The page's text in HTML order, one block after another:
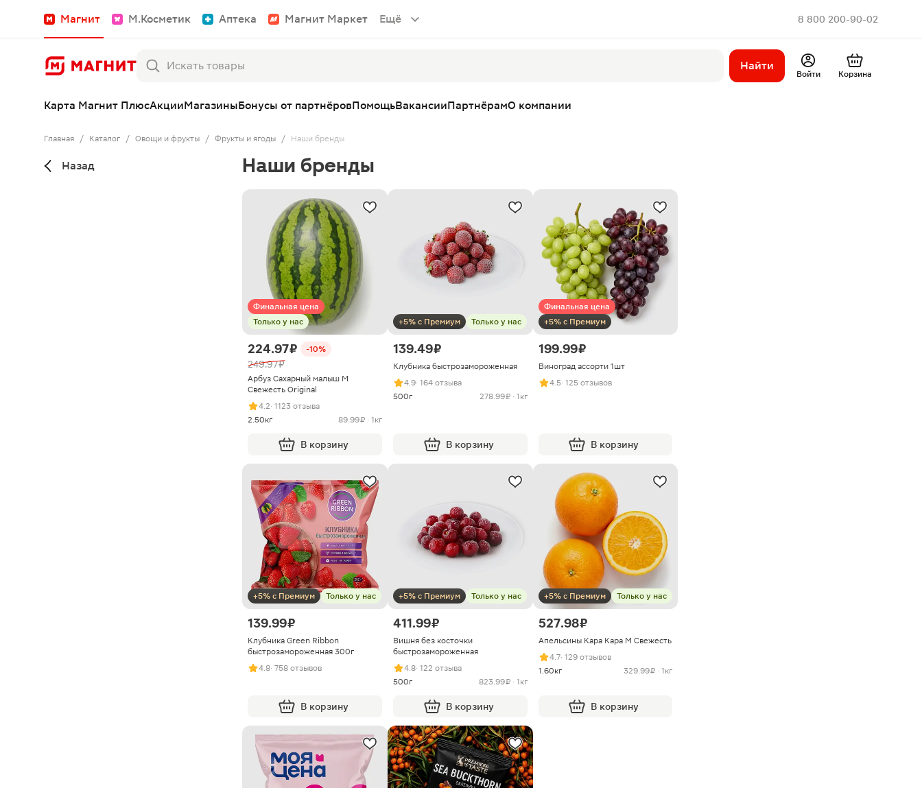
Магнит М.Косметик Аптека Магнит Маркет Ещё 8 800 200-90-02
Найти
Войти Корзина
Карта Магнит ПлюсАкцииМагазиныБонусы от партнёровПомощьВакансииПартнёрамО компании
Главная / Каталог / Овощи и фрукты / Фрукты и ягоды / Наши бренды
Назад Наши бренды
Финальная цена
Только у нас
224.97 ₽ -10%
249.97 ₽
Арбуз Сахарный малыш M
Свежесть Original
4.2· 1123 отзыва
2.50кг
89.99 ₽ · 1кг
В корзину
+5% с Премиум Только у нас
139.49 ₽
Клубника быстрозамороженная
4.9· 164 отзыва
500г
278.99 ₽ · 1кг
В корзину
Финальная цена
+5% с Премиум
199.99 ₽
Виноград ассорти 1шт
4.5· 125 отзывов
В корзину
+5% с Премиум Только у нас
139.99 ₽
Клубника Green Ribbon
быстрозамороженная 300г
4.8· 758 отзывов
В корзину
+5% с Премиум Только у нас
411.99 ₽
Вишня без косточки
быстрозамороженная
4.8· 122 отзыва
500г
823.99 ₽ · 1кг
В корзину
+5% с Премиум Только у нас
527.98 ₽
Апельсины Кара Кара M Свежесть
4.7· 129 отзывов
1.60кг
329.99 ₽ · 1кг
В корзину